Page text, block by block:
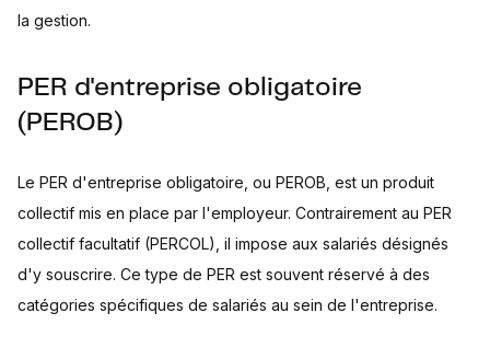
la gestion.
PER d'entreprise obligatoire
(PEROB)
Le PER d'entreprise obligatoire, ou PEROB, est un produit
collectif mis en place par l'employeur. Contrairement au PER
collectif facultatif (PERCOL), il impose aux salariés désignés
d'y souscrire. Ce type de PER est souvent réservé à des
catégories spécifiques de salariés au sein de l'entreprise.